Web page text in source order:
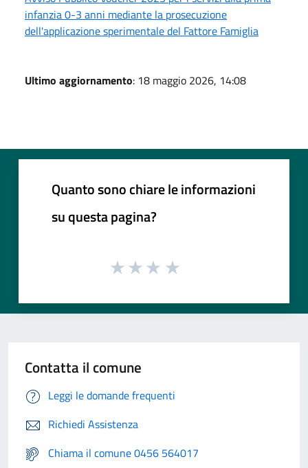
infanzia 0-3 anni mediante la prosecuzione
dell'applicazione sperimentale del Fattore Famiglia
Ultimo aggiornamento: 18 maggio 2026, 14:08
Quanto sono chiare le informazioni
su questa pagina?
Contatta il comune
Leggi le domande frequenti
Richiedi Assistenza
Chiama il comune 0456 564017